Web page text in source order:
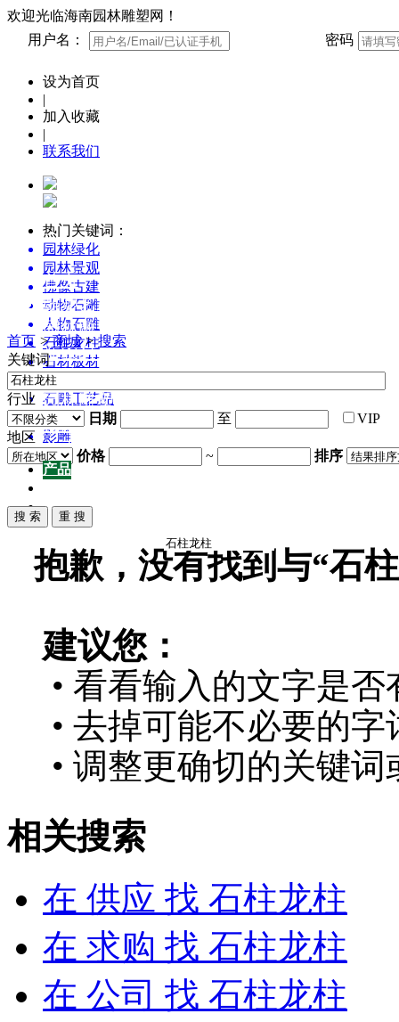
欢迎光临海南园林雕塑网！
用户名：
密码
设为首页
|
加入收藏
|
联系我们
热门关键词：
园林绿化
园林景观
佛像古建
动物石雕
人物石雕
石柱龙柱
石材板材
墓碑石碑
石雕工艺品
浮雕
影雕
产品
产品
企业
首页
雕塑艺术博览
园林雕塑创意设计
新农村景观雕塑集锦
园林雕塑百科
园林雕塑百科
招商加盟
关于我们
首页 > 商城 > 搜索
关键词
行业
日期
至
VIP
地区
价格
~ 排序
抱歉，没有找到与“石
建议您：
• 看看输入的文字是否
• 去掉可能不必要的字
• 调整更确切的关键
相关搜索
在 供应 找 石柱龙柱
在 求购 找 石柱龙柱
在 公司 找 石柱龙柱